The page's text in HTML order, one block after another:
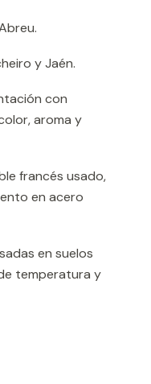
y Jaén.
con
aroma y
francés usado,
en acero
en suelos
temperatura y